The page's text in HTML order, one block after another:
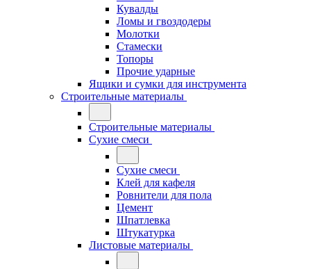
Кувалды
Ломы и гвоздодеры
Молотки
Стамески
Топоры
Прочие ударные
Ящики и сумки для инструмента
Строительные материалы
Строительные материалы
Сухие смеси
Сухие смеси
Клей для кафеля
Ровнители для пола
Цемент
Шпатлевка
Штукатурка
Листовые материалы